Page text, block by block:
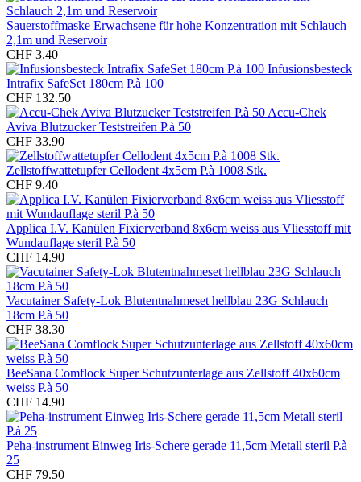
Sauerstoffmaske Erwachsene für hohe Konzentration mit Schlauch
2,1m und Reservoir
CHF 3.40
Infusionsbesteck
Intrafix SafeSet 180cm P.à 100
CHF 132.50
Accu-Chek
Aviva Blutzucker Teststreifen P.à 50
CHF 33.90
Zellstoffwattetupfer Cellodent 4x5cm P.à 1008 Stk.
CHF 9.40
Applica I.V. Kanülen Fixierverband 8x6cm weiss aus Vliesstoff mit
Wundauflage steril P.à 50
CHF 14.90
Vacutainer Safety-Lok Blutentnahmeset hellblau 23G Schlauch
18cm P.à 50
CHF 38.30
BeeSana Comflock Super Schutzunterlage aus Zellstoff 40x60cm
weiss P.à 50
CHF 14.90
Peha-instrument Einweg Iris-Schere gerade 11,5cm Metall steril P.à
25
CHF 79.50